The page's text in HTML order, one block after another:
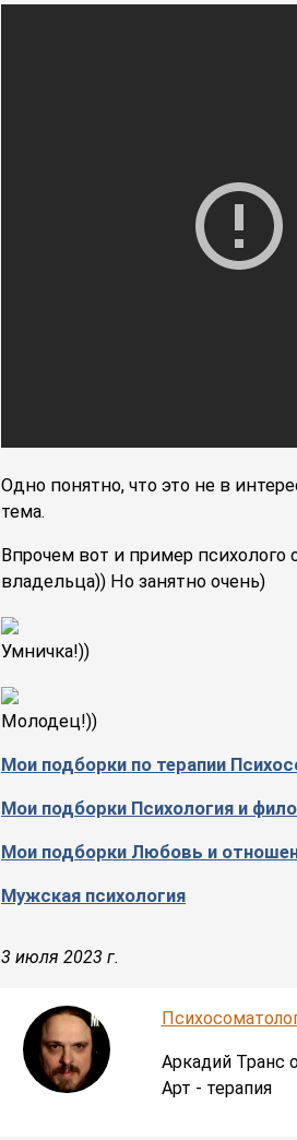
Одно понятно, что это не в
тема.
Впрочем вот и пример психолого
владельца)) Но занятно очень)
Умничка!))
Молодец!))
Мои подборки по терапии
Мои подборки Психология и
Мои подборки Любовь и
Мужская психология
3 июля 2023 г.
Аркадий Транс
Арт - терапия